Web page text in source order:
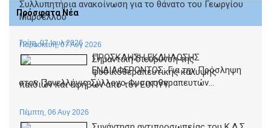
Συλλυπητήρια ανακοίνωση για το θάνατο του Γεωργίου
Μαρσέλλου
Παρασκευή, 07 Αυγ 2026
Σημαντική διεύρυνση της
φυσικοθεραπευτικής κάλυψης
παιδιών και εφήβων από τον ΕΟΠΥΥ
Πέμπτη, 06 Αυγ 2026
Πρόσφατα Νέα
Τρίτη, 07 Ιουλ 2026
ΠΡΟΣΚΛΗΣΗ ΕΚΔΗΛΩΣΗΣ
ΕΝΔΙΑΦΕΡΟΝΤΟΣ: Για την Πρόσληψη
στον Πανελλήνιο Σύλλογο Φυσικοθεραπευτών...